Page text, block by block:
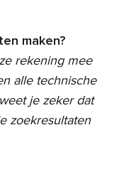
maken?
rekening mee
alle technische
je zeker dat
zoekresultaten